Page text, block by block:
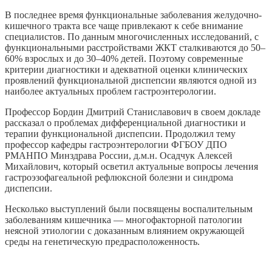
В последнее время функциональные заболевания желудочно-
кишечного тракта все чаще привлекают к себе внимание
специалистов. По данным многочисленных исследований, с
функциональными расстройствами ЖКТ сталкиваются до 50–
60% взрослых и до 30–40% детей. Поэтому современные
критерии диагностики и адекватной оценки клинических
проявлений функциональной диспепсии являются одной из
наиболее актуальных проблем гастроэнтерологии.
Профессор Бордин Дмитрий Станиславович в своем докладе
рассказал о проблемах дифференциальной диагностики и
терапии функциональной диспепсии. Продолжил тему
профессор кафедры гастроэнтерологии ФГБОУ ДПО
РМАНПО Минздрава России, д.м.н. Осадчук Алексей
Михайлович, который осветил актуальные вопросы лечения
гастроэзофагеальной рефлюксной болезни и синдрома
диспепсии.
Несколько выступлений были посвящены воспалительным
заболеваниям кишечника — многофакторной патологии
неясной этиологии с доказанным влиянием окружающей
среды на генетическую предрасположенность.